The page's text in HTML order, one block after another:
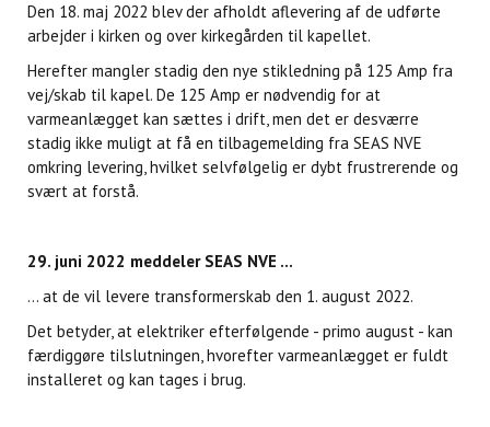
Den 18. maj 2022 blev der afholdt aflevering af de udførte
arbejder i kirken og over kirkegården til kapellet.
Herefter mangler stadig den nye stikledning på 125 Amp fra
vej/skab til kapel. De 125 Amp er nødvendig for at
varmeanlægget kan sættes i drift, men det er desværre
stadig ikke muligt at få en tilbagemelding fra SEAS NVE
omkring levering, hvilket selvfølgelig er dybt frustrerende og
svært at forstå.
29. juni 2022 meddeler SEAS NVE ...
... at de vil levere transformerskab den 1. august 2022.
Det betyder, at elektriker efterfølgende - primo august - kan
færdiggøre tilslutningen, hvorefter varmeanlægget er fuldt
installeret og kan tages i brug.